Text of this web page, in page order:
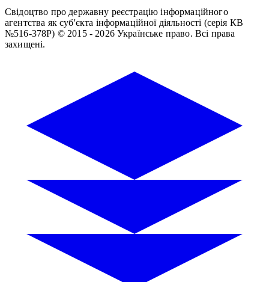
Свідоцтво про державну реєстрацію інформаційного
агентства як суб'єкта інформаційної діяльності (серія КВ
№516-378Р) © 2015 - 2026 Українське право. Всі права
захищені.